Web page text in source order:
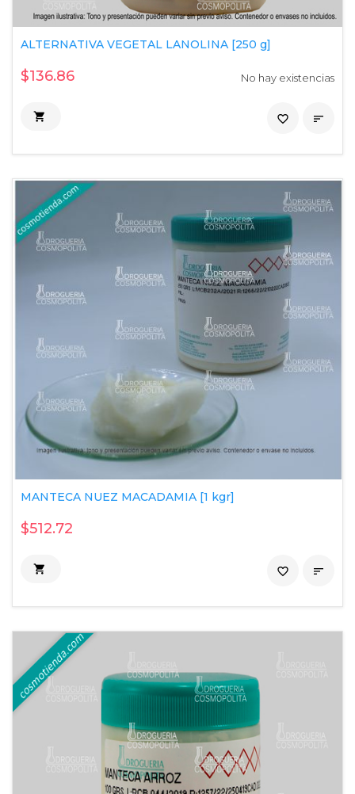
ALTERNATIVA VEGETAL LANOLINA [250 g]
$136.86 No hay existencias
 
favorite_border
MANTECA NUEZ MACADAMIA [1 kgr]
$512.72
 
favorite_border